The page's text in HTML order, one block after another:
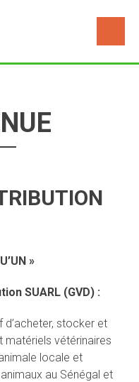
»
SUARL (GVD) :
stocker et
matériels vétérinaires
locale et
au Sénégal et